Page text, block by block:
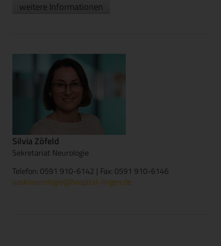
weitere Informationen
Silvia Zöfeld
Sekretariat Neurologie
Telefon: 0591 910-6142 | Fax: 0591 910-6146
vaskneurologie@hospital-lingen.de